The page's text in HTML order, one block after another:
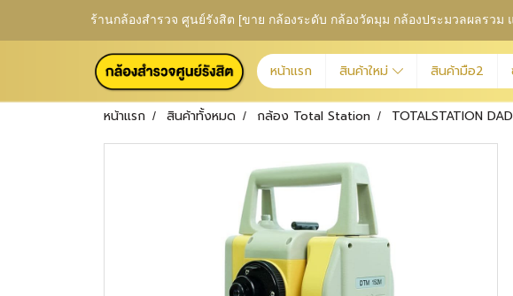
ร้านกล้องสำรวจ ศูนย์รังสิต [ขาย กล้องระดับ กล้องวัดมุม กล้องประมวลผลรวม
หน้าแรก สินค้าใหม่ สินค้ามือ2
หน้าแรก สินค้าทั้งหมด กล้อง Total Station TOTALSTATION